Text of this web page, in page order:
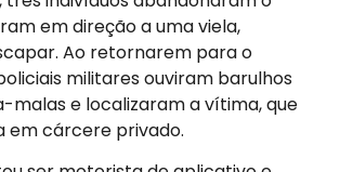
em direção a uma viela,
Ao retornarem para o
militares ouviram barulhos
malas e localizaram a vítima, que
em cárcere privado.